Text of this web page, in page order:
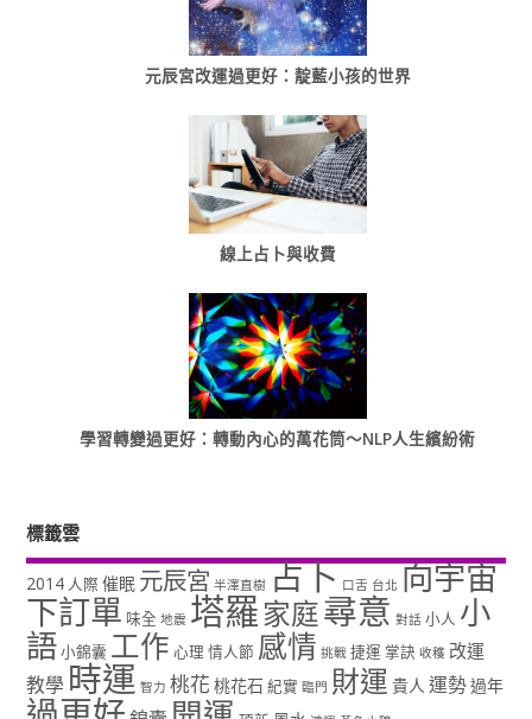
元辰宮改運過更好：靛藍小孩的世界
線上占卜與收費
學習轉變過更好：轉動內心的萬花筒～NLP人生繽紛術
標籤雲
2014 人際 催眠 元辰宮 半澤直樹 占卜 口舌 台北 向宇宙
下訂單 味全 地震 塔羅家庭尋意 對話 小人 小
語小錦囊 工作 心理 情人節 感情 挑戰 捷運 掌訣 收穫 改運
教學 時運 智力 桃花 桃花石 紀實 臨門 財運 貴人 運勢過年